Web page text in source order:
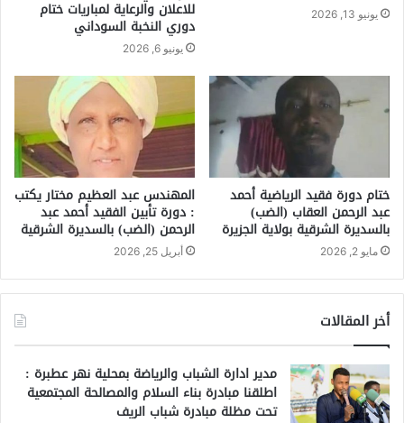
يونيو 13, 2026 للاعلان والرعاية لمباريات ختام
دوري النخبة السوداني
يونيو 6, 2026
ختام دورة فقيد الرياضية أحمد
عبد الرحمن العقاب (الضب)
بالسديرة الشرقية بولاية الجزيرة
مايو 2, 2026
المهندس عبد العظيم مختار يكتب
: دورة تأبين الفقيد أحمد عبد
الرحمن (الضب) بالسديرة الشرقية
أبريل 25, 2026
أخر المقالات
مدير ادارة الشباب والرياضة بمحلية نهر عطبرة :
اطلقنا مبادرة بناء السلام والمصالحة المجتمعية
تحت مظلة مبادرة شباب الريف